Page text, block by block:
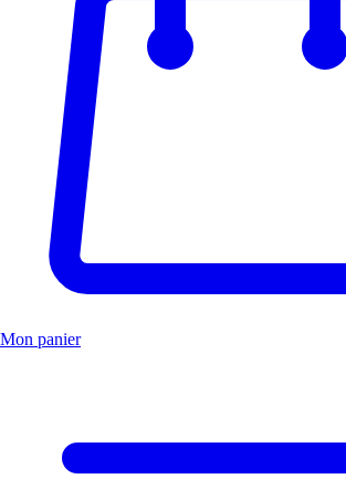
Mon panier